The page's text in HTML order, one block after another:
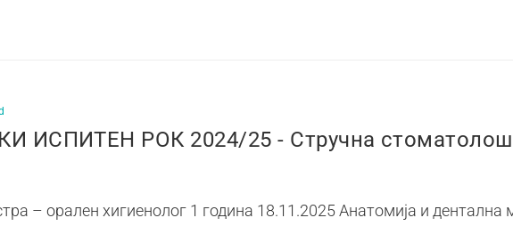
ИСПИТЕН РОК 2024/25 - Стручна
– орален хигиенолог 1 година 18.11.2025 Анатомија и дентална